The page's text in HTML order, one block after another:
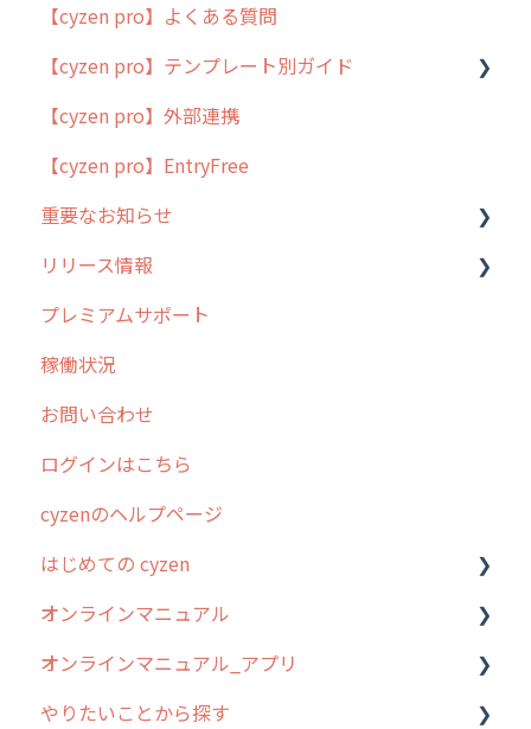
簡易マニュアル
cyzen proの位置情報取得について
用語集
よくある質問
【cyzen pro】よくある質問
【cyzen pro】テンプレート別ガイド
ポスティング
ラウンダー
メンテナンス
外廻り営業
清掃
不動産
【cyzen pro】外部連携
【cyzen pro】EntryFree
重要なお知らせ
過去の重要なお知らせ
障害情報
リリース情報
リリース
2026年のリリース情報
2025年のリリース情報
2024年のリリース情報
2023年のリリース情報
過去のリリース
2019年までのリリース情報
お客様の声を実現しました
プレミアムサポート
稼働状況
お問い合わせ
ログインはこちら
cyzenのヘルプページ
はじめての cyzen
0. はじめてのcyzenの使い方
1. cyzenについて知ろう
2. 主要機能の概要
オンラインマニュアル
管理サイトの使い始め
ユーザー・グループ管理
オンラインマニュアル_アプリ
アプリの使い始め
やりたいことから探す